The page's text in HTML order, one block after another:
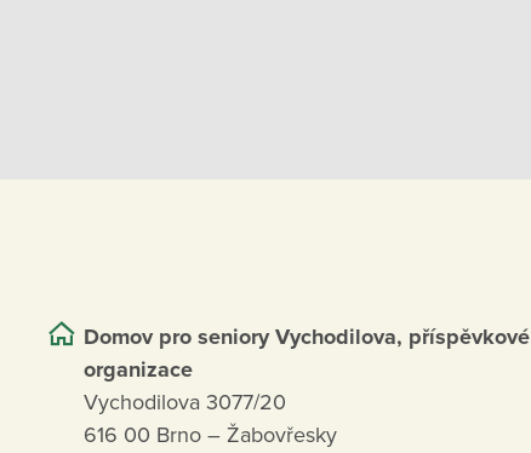
Domov pro seniory Vychodilova, příspěvkové
organizace
Vychodilova 3077/20
616 00 Brno – Žabovřesky